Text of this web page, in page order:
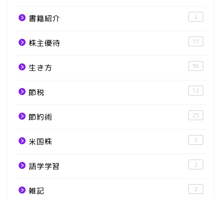
書籍紹介 2
株主優待 15
生き方 56
節税 12
節約術 25
米国株 2
語学学習 2
雑記 2